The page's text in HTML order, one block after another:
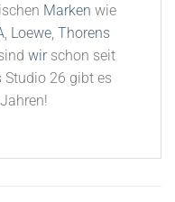
Marken wie
Loewe Thorens
wir schon seit
Studio 26 gibt es